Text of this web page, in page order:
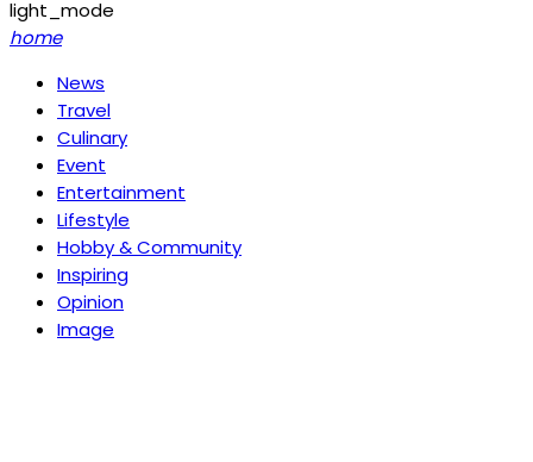
light_mode
home
News
Travel
Culinary
Event
Entertainment
Lifestyle
Hobby & Community
Inspiring
Opinion
Image